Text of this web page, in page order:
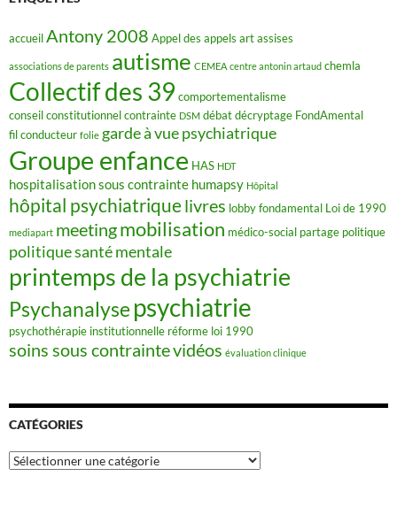
o
accueilAntony 2008 Appel des appels artassises
associations de parents autisme CEMEA centre antonin artaud chemla
Collectif des 39 comportementalisme
conseil constitutionnelcontrainte DSM débatdécryptage FondAmental
fil conducteur folie garde à vue psychiatrique
Groupe enfance HAS HDT
hospitalisation sous contrainte humapsy Hôpital
hôpital psychiatriquelivres lobby fondamental Loi de 1990
mediapart meetingmobilisation médico-social partage politique
politique santé mentale
printemps de la psychiatrie
Psychanalyse psychiatrie
psychothérapie institutionnelle réforme loi 1990
soins sous contraintevidéos évaluation clinique
CATÉGORIES
Catégories